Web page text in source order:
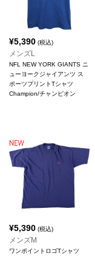
¥5,390 (税込)
メンズL
NFL NEW YORK GIANTS ニ
ューヨークジャイアンツ ス
ポーツプリントTシャツ
Champion/チャンピオン
¥5,390 (税込)
メンズM
ワンポイントロゴTシャツ